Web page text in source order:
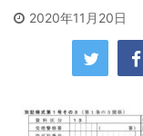
2020年11月20日